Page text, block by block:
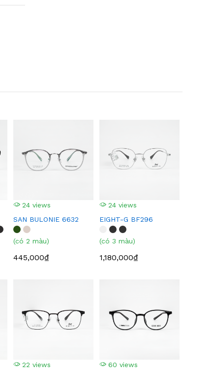
24 views
SAN BULONIE 6632
(có 2 màu)
445,000₫
24 views
EIGHT-G BF296
(có 3 màu)
1,180,000₫
22 views
60 views